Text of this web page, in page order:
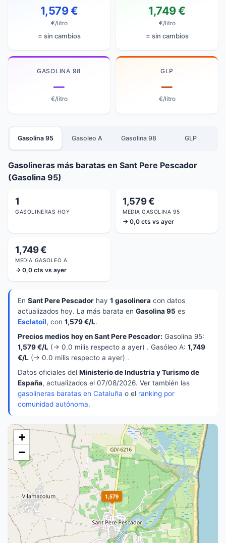
1,579 €
€/litro
= sin cambios
1,749 €
€/litro
= sin cambios
GASOLINA 98
—
€/litro
GLP
—
€/litro
Gasolina 95 Gasoleo A Gasolina 98 GLP
Gasolineras más baratas en Sant Pere Pescador
(Gasolina 95)
1
GASOLINERAS HOY
1,579 €
MEDIA GASOLINA 95
→ 0,0 cts vs ayer
1,749 €
MEDIA GASOLEO A
→ 0,0 cts vs ayer
En Sant Pere Pescador hay 1 gasolinera con datos
actualizados hoy. La más barata en Gasolina 95 es
Esclatoil, con 1,579 €/L.
Precios medios hoy en Sant Pere Pescador: Gasolina 95:
1,579 €/L (→ 0.0 milis respecto a ayer) . Gasóleo A: 1,749
€/L (→ 0.0 milis respecto a ayer) .
Datos oficiales del Ministerio de Industria y Turismo de
España, actualizados el 07/08/2026. Ver también las
gasolineras baratas en Cataluña o el ranking por
comunidad autónoma.
1,579
+
−